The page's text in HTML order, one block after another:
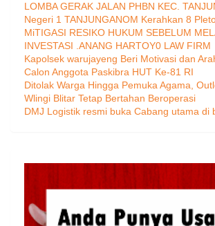
LOMBA GERAK JALAN PHBN KEC.
Negeri 1 TANJUNGANOM Kerahkan 8
MiTIGASI RESIKO HUKUM SEBELUM
INVESTASI .ANANG HARTOY0 LAW FIRM
Kapolsek warujayeng Beri Motivasi dan
Calon Anggota Paskibra HUT Ke-81 RI
Ditolak Warga Hingga Pemuka Agama,
Wlingi Blitar Tetap Bertahan Beroperasi
DMJ Logistik resmi buka Cabang utama di